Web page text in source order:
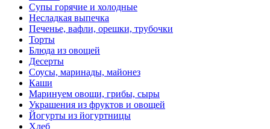
Супы горячие и холодные
Несладкая выпечка
Печенье, вафли, орешки, трубочки
Торты
Блюда из овощей
Десерты
Соусы, маринады, майонез
Каши
Маринуем овощи, грибы, сыры
Украшения из фруктов и овощей
Йогурты из йогуртницы
Хлеб